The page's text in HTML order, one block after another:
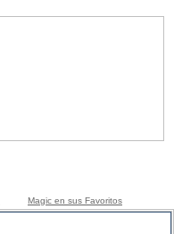
Magic en sus Favoritos